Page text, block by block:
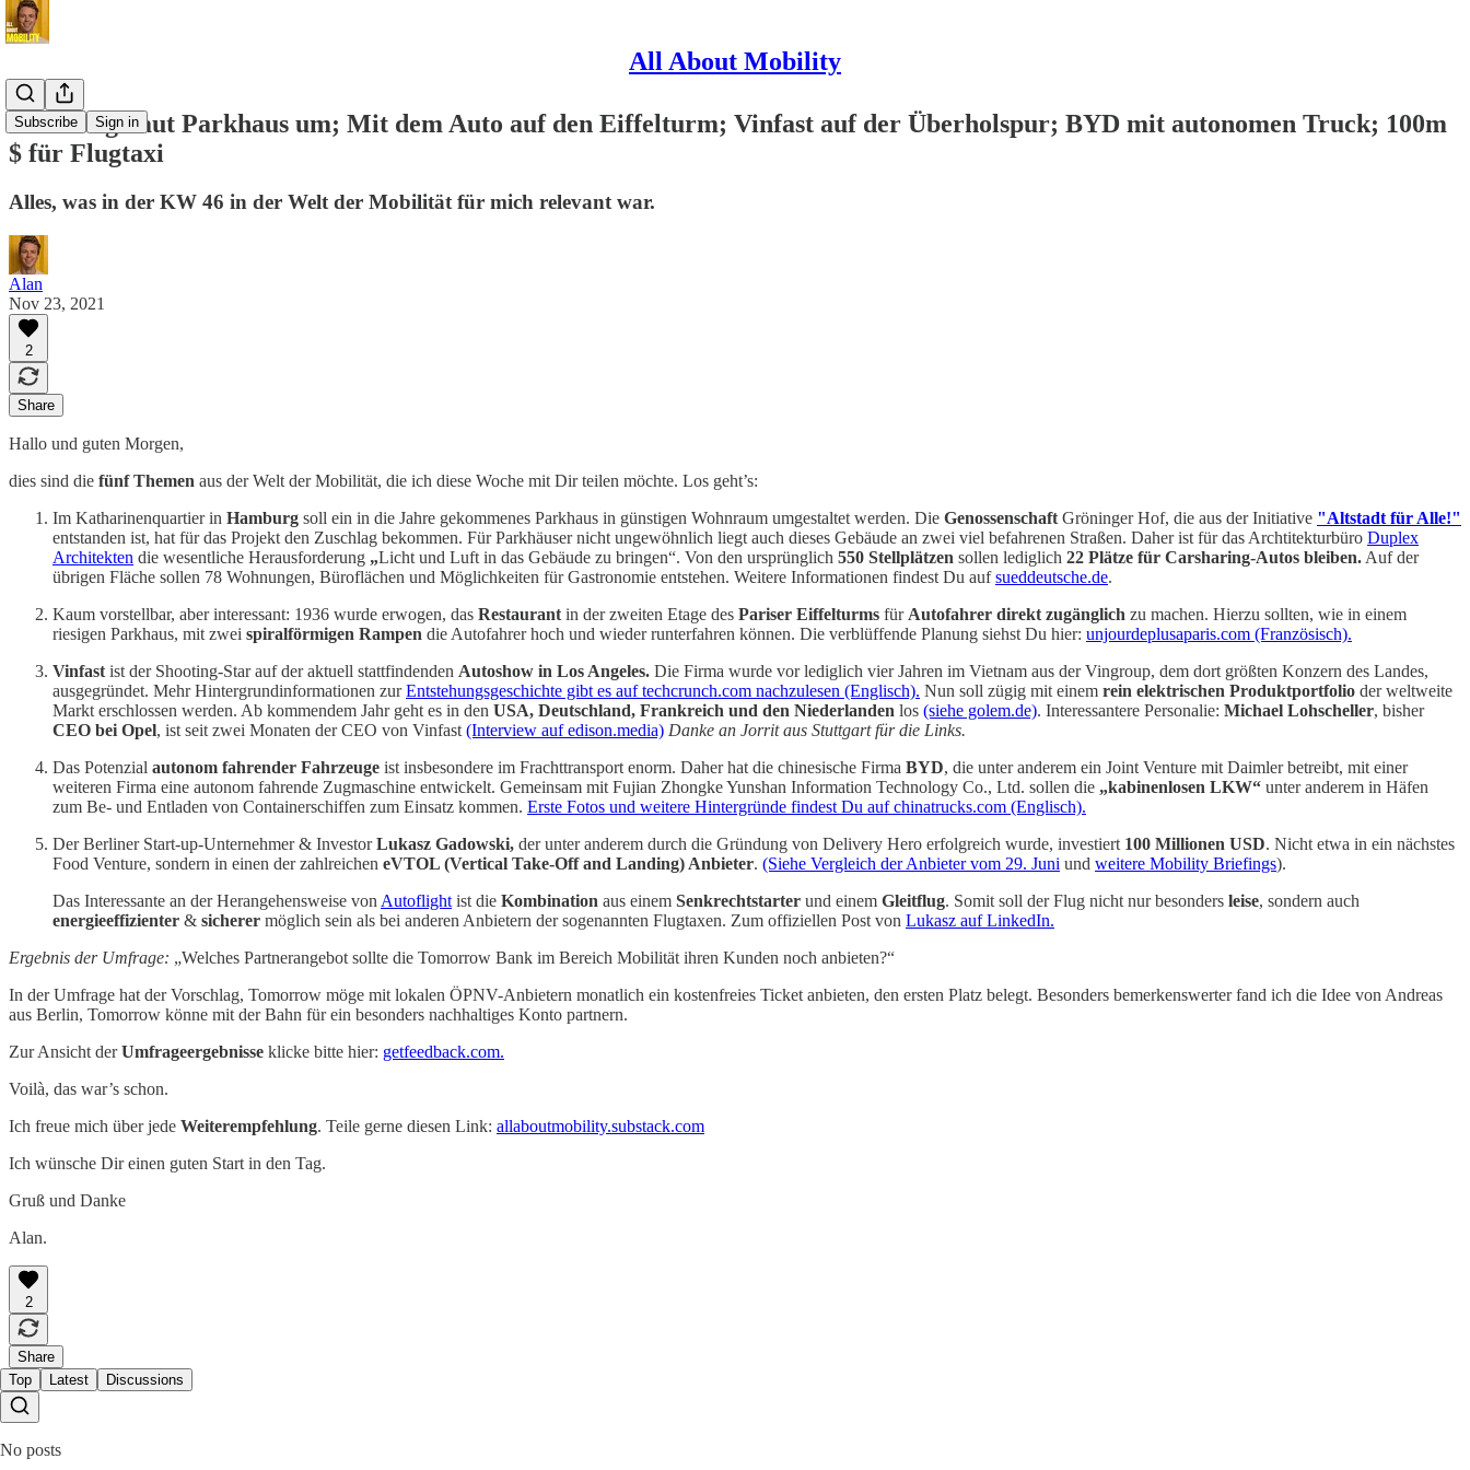
All About Mobility
Subscribe Sign in
Hamburg baut Parkhaus um; Mit dem Auto auf den Eiffelturm; Vinfast auf der Überholspur; BYD mit autonomen Truck; 100m
$ für Flugtaxi
Alles, was in der KW 46 in der Welt der Mobilität für mich relevant war.
Alan
Nov 23, 2021
2
Share
Hallo und guten Morgen,
dies sind die fünf Themen aus der Welt der Mobilität, die ich diese Woche mit Dir teilen möchte. Los geht’s:
Im Katharinenquartier in Hamburg soll ein in die Jahre gekommenes Parkhaus in günstigen Wohnraum umgestaltet werden. Die Genossenschaft Gröninger Hof, die aus der Initiative "Altstadt für Alle!"
entstanden ist, hat für das Projekt den Zuschlag bekommen. Für Parkhäuser nicht ungewöhnlich liegt auch dieses Gebäude an zwei viel befahrenen Straßen. Daher ist für das Archtitekturbüro Duplex
Architekten die wesentliche Herausforderung „Licht und Luft in das Gebäude zu bringen“. Von den ursprünglich 550 Stellplätzen sollen lediglich 22 Plätze für Carsharing-Autos bleiben. Auf der
übrigen Fläche sollen 78 Wohnungen, Büroflächen und Möglichkeiten für Gastronomie entstehen. Weitere Informationen findest Du aufsueddeutsche.de.
Kaum vorstellbar, aber interessant: 1936 wurde erwogen, das Restaurant in der zweiten Etage des Pariser Eiffelturms für Autofahrer direkt zugänglich zu machen. Hierzu sollten, wie in einem
riesigen Parkhaus, mit zwei spiralförmigen Rampen die Autofahrer hoch und wieder runterfahren können. Die verblüffende Planung siehst Du hier: unjourdeplusaparis.com (Französisch).
Vinfast ist der Shooting-Star auf der aktuell stattfindenden Autoshow in Los Angeles. Die Firma wurde vor lediglich vier Jahren im Vietnam aus der Vingroup, dem dort größten Konzern des Landes,
ausgegründet. Mehr Hintergrundinformationen zurEntstehungsgeschichte gibt es auf techcrunch.com nachzulesen (Englisch). Nun soll zügig mit einem rein elektrischen Produktportfolio der weltweite
Markt erschlossen werden. Ab kommendem Jahr geht es in den USA, Deutschland, Frankreich und den Niederlanden los (siehe golem.de). Interessantere Personalie: Michael Lohscheller, bisher
CEO bei Opel, ist seit zwei Monaten der CEO von Vinfast (Interview auf edison.media) Danke an Jorrit aus Stuttgart für die Links.
Das Potenzial autonom fahrender Fahrzeuge ist insbesondere im Frachttransport enorm. Daher hat die chinesische Firma BYD, die unter anderem ein Joint Venture mit Daimler betreibt, mit einer
weiteren Firma eine autonom fahrende Zugmaschine entwickelt. Gemeinsam mit Fujian Zhongke Yunshan Information Technology Co., Ltd. sollen die „kabinenlosen LKW“ unter anderem in Häfen
zum Be- und Entladen von Containerschiffen zum Einsatz kommen. Erste Fotos und weitere Hintergründe findest Du auf chinatrucks.com (Englisch).
Der Berliner Start-up-Unternehmer & InvestorLukasz Gadowski, der unter anderem durch die Gründung von Delivery Hero erfolgreich wurde, investiert 100 Millionen USD. Nicht etwa in ein nächstes
Food Venture, sondern in einen der zahlreichen eVTOL (Vertical Take-Off and Landing) Anbieter. (Siehe Vergleich der Anbieter vom 29. Juni und weitere Mobility Briefings).
Das Interessante an der Herangehensweise von Autoflight ist die Kombination aus einem Senkrechtstarter und einem Gleitflug. Somit soll der Flug nicht nur besonders leise, sondern auch
energieeffizienter & sicherer möglich sein als bei anderen Anbietern der sogenannten Flugtaxen. Zum offiziellen Post von Lukasz auf LinkedIn.
Ergebnis der Umfrage: „Welches Partnerangebot sollte die Tomorrow Bank im Bereich Mobilität ihren Kunden noch anbieten?“
In der Umfrage hat der Vorschlag, Tomorrow möge mit lokalen ÖPNV-Anbietern monatlich ein kostenfreies Ticket anbieten, den ersten Platz belegt. Besonders bemerkenswerter fand ich die Idee von Andreas
aus Berlin, Tomorrow könne mit der Bahn für ein besonders nachhaltiges Konto partnern.
Zur Ansicht derUmfrageergebnisse klicke bitte hier: getfeedback.com.
Voilà, das war’s schon.
Ich freue mich über jede Weiterempfehlung. Teile gerne diesen Link: allaboutmobility.substack.com
Ich wünsche Dir einen guten Start in den Tag.
Gruß und Danke
Alan.
2
Share
Top
Latest Discussions
No posts